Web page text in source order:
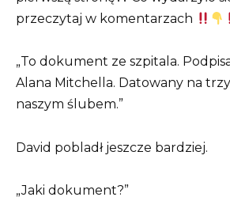
przeczytaj w komentarzach
„To dokument ze szpitala.
Alana Mitchella. Datowany na
naszym ślubem.”
David pobladł jeszcze bardziej.
„Jaki dokument?”